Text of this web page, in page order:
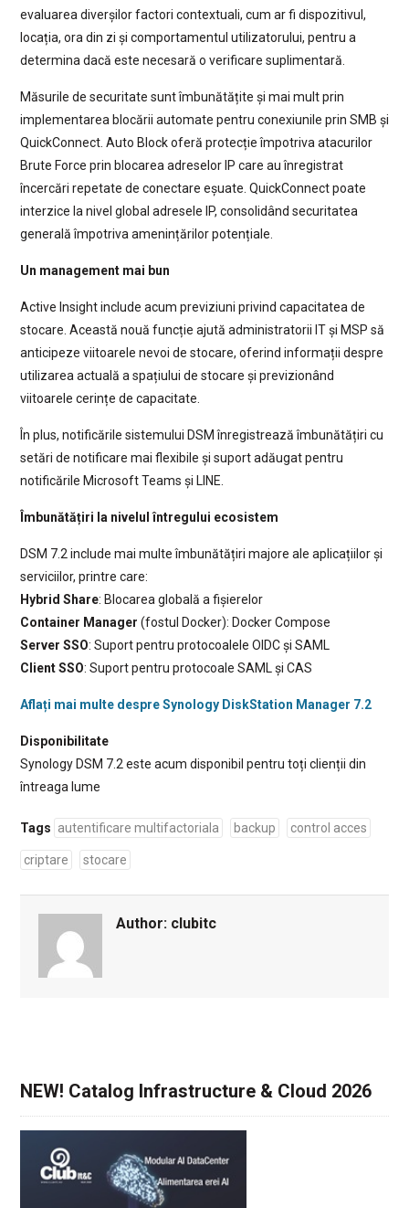
evaluarea diverșilor factori contextuali, cum ar fi dispozitivul,
locația, ora din zi și comportamentul utilizatorului, pentru a
determina dacă este necesară o verificare suplimentară.
Măsurile de securitate sunt îmbunătățite și mai mult prin
implementarea blocării automate pentru conexiunile prin SMB și
QuickConnect. Auto Block oferă protecție împotriva atacurilor
Brute Force prin blocarea adreselor IP care au înregistrat
încercări repetate de conectare eșuate. QuickConnect poate
interzice la nivel global adresele IP, consolidând securitatea
generală împotriva amenințărilor potențiale.
Un management mai bun
Active Insight include acum previziuni privind capacitatea de
stocare. Această nouă funcție ajută administratorii IT și MSP să
anticipeze viitoarele nevoi de stocare, oferind informații despre
utilizarea actuală a spațiului de stocare și previzionând
viitoarele cerințe de capacitate.
În plus, notificările sistemului DSM înregistrează îmbunătățiri cu
setări de notificare mai flexibile și suport adăugat pentru
notificările Microsoft Teams și LINE.
Îmbunătățiri la nivelul întregului ecosistem
DSM 7.2 include mai multe îmbunătățiri majore ale aplicațiilor și
serviciilor, printre care:
Hybrid Share: Blocarea globală a fișierelor
Container Manager (fostul Docker): Docker Compose
Server SSO: Suport pentru protocoalele OIDC și SAML
Client SSO: Suport pentru protocoale SAML și CAS
Aflați mai multe despre Synology DiskStation Manager 7.2
Disponibilitate
Synology DSM 7.2 este acum disponibil pentru toți clienții din
întreaga lume
Tags autentificare multifactoriala backup control acces
criptare stocare
Author: clubitc
NEW! Catalog Infrastructure & Cloud 2026